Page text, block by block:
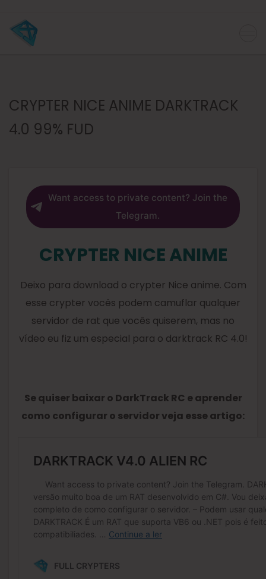
CRYPTER NICE ANIME DARKTRACK
4.0 99% FUD
Want access to private content? Join the
Telegram.
CRYPTER NICE ANIME
Deixo para download o crypter Nice anime. Com
esse crypter vocês podem camuflar qualquer
servidor de rat que vocês quiserem, mas no
vídeo eu fiz um especial para o darktrack RC 4.0!
Se quiser baixar o DarkTrack RC e aprender
como configurar o servidor veja esse artigo: